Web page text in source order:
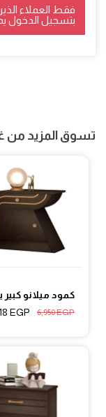
فقط العملاء
بتسجيل الدخول
تسوق المزيد من
كمود ميلانو كبير
6,950EGP
EGP